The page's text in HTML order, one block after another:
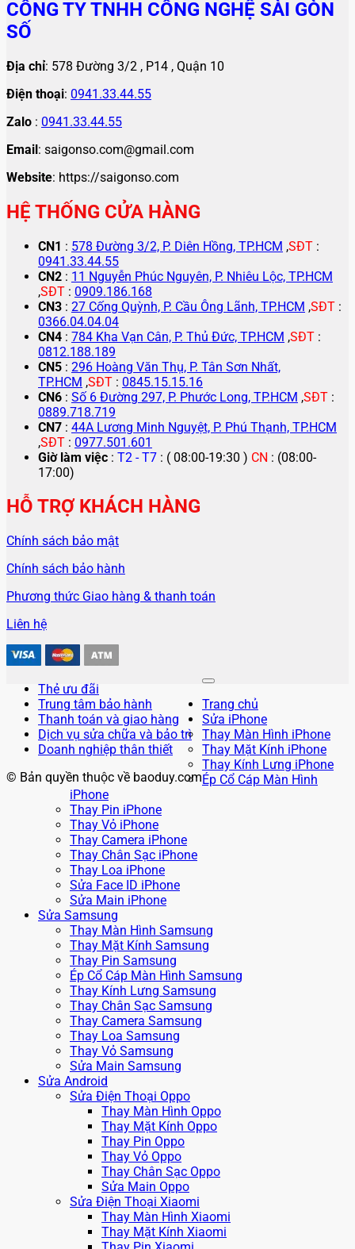
CÔNG TY TNHH CÔNG NGHỆ SÀI GÒN
SỐ
Địa chỉ: 578 Đường 3/2 , P14 , Quận 10
Điện thoại: 0941.33.44.55
Zalo : 0941.33.44.55
Email: saigonso.com@gmail.com
Website: https://saigonso.com
HỆ THỐNG CỬA HÀNG
CN1 : 578 Đường 3/2, P. Diên Hồng, TP.HCM ,SĐT :
0941.33.44.55
CN2 : 11 Nguyễn Phúc Nguyên, P. Nhiêu Lộc, TP.HCM
,SĐT : 0909.186.168
CN3 : 27 Cống Quỳnh, P. Cầu Ông Lãnh, TP.HCM ,SĐT :
0366.04.04.04
CN4 : 784 Kha Vạn Cân, P. Thủ Đức, TP.HCM ,SĐT :
0812.188.189
CN5 : 296 Hoàng Văn Thụ, P. Tân Sơn Nhất,
TP.HCM ,SĐT : 0845.15.15.16
CN6 : Số 6 Đường 297, P. Phước Long, TP.HCM ,SĐT :
0889.718.719
CN7 : 44A Lương Minh Nguyệt, P. Phú Thạnh, TP.HCM
,SĐT : 0977.501.601
Giờ làm việc : T2 - T7 : ( 08:00-19:30 ) CN : (08:00-
17:00)
HỖ TRỢ KHÁCH HÀNG
Chính sách bảo mật
Chính sách bảo hành
Phương thức Giao hàng & thanh toán
Liên hệ
Thẻ ưu đãi
Trung tâm bảo hành
Thanh toán và giao hàng
Dịch vụ sửa chữa và bảo trì
Doanh nghiệp thân thiết
© Bản quyền thuộc về baoduy.com
Trang chủ
Sửa iPhone
Thay Màn Hình iPhone
Thay Mặt Kính iPhone
Thay Kính Lưng iPhone
Ép Cổ Cáp Màn Hình
iPhone
Thay Pin iPhone
Thay Vỏ iPhone
Thay Camera iPhone
Thay Chân Sạc iPhone
Thay Loa iPhone
Sửa Face ID iPhone
Sửa Main iPhone
Sửa Samsung
Thay Màn Hình Samsung
Thay Mặt Kính Samsung
Thay Pin Samsung
Ép Cổ Cáp Màn Hình Samsung
Thay Kính Lưng Samsung
Thay Chân Sạc Samsung
Thay Camera Samsung
Thay Loa Samsung
Thay Vỏ Samsung
Sửa Main Samsung
Sửa Android
Sửa Điện Thoại Oppo
Thay Màn Hình Oppo
Thay Mặt Kính Oppo
Thay Pin Oppo
Thay Vỏ Oppo
Thay Chân Sạc Oppo
Sửa Main Oppo
Sửa Điện Thoại Xiaomi
Thay Màn Hình Xiaomi
Thay Mặt Kính Xiaomi